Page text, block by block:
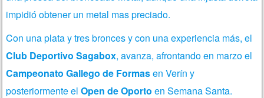
impidió obtener un metal mas preciado.
Con una plata y tres bronces y con una experiencia más, el
Club Deportivo Sagabox, avanza, afrontando en marzo el
Campeonato Gallego de Formasen Verín y
posteriormente elOpen de Oporto en Semana Santa.